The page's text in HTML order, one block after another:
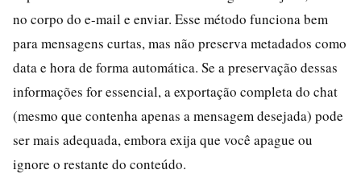
no corpo do e-mail e enviar. Esse método funciona bem
para mensagens curtas, mas não preserva metadados como
data e hora de forma automática. Se a preservação dessas
informações for essencial, a exportação completa do chat
(mesmo que contenha apenas a mensagem desejada) pode
ser mais adequada, embora exija que você apague ou
ignore o restante do conteúdo.